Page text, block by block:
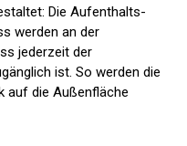
Die Aufenthalts-
werden an der
jederzeit der
ist. So werden die
auf die Außenfläche